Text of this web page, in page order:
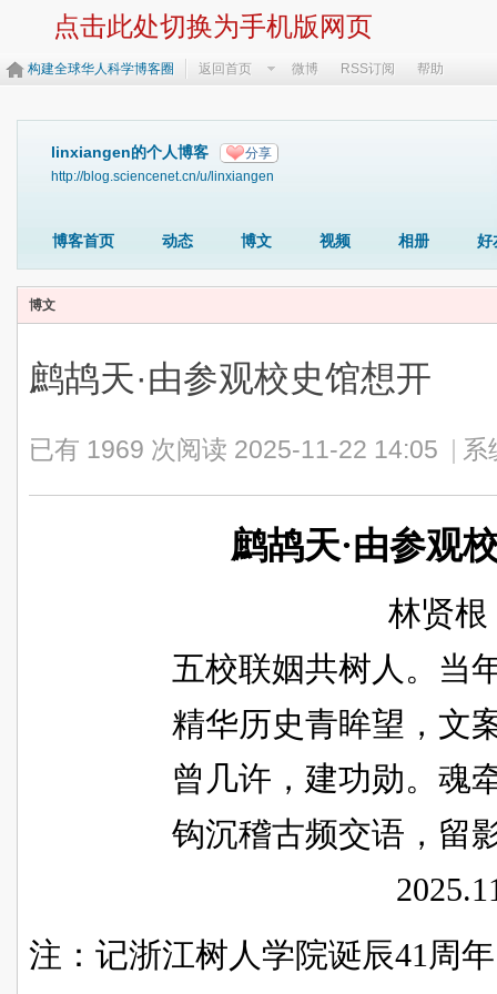
点击此处切换为手机版网页
构建全球华人科学博客圈 返回首页 微博 RSS订阅 帮助
linxiangen的个人博客 分享
http://blog.sciencenet.cn/u/linxiangen
博客首页 动态 博文 视频 相册 好
博文
鹧鸪天·由参观校史馆想开
已有 1969 次阅读 2025-11-22 14:05 系
鹧鸪天·由参观
林贤根
五校联姻共树人。当
精华历史青眸望，文
曾几许，建功勋。魂
钩沉稽古频交语，留
注：记浙江树人学院诞辰41周